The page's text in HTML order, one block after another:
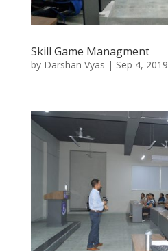
Skill Game Managment
by Darshan Vyas | Sep 4, 2019